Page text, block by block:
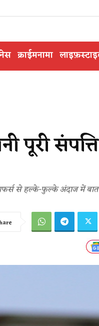
क्राईमनामा
पूरी संपत्ति
से हल्के-फुल्के अंदाज में